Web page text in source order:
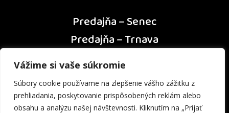
Vážime si vaše súkromie
Súbory cookie používame na zlepšenie vášho zážitku z
prehliadania, poskytovanie prispôsobených reklám alebo
obsahu a analýzu našej návštevnosti. Kliknutím na „Prijať
Predajňa – Senec
Predajňa – Trnava
Predajňa – Dunajská Streda
Predajňa – Nitra
Kontakt